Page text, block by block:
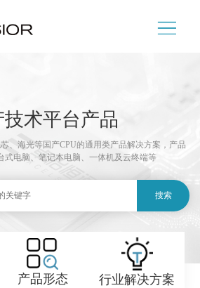
技术平台产品
、海光等国产CPU的通用类产品解决方案，产品
式电脑、笔记本电脑、一体机及云终端等
搜索
产品形态 行业解决方案